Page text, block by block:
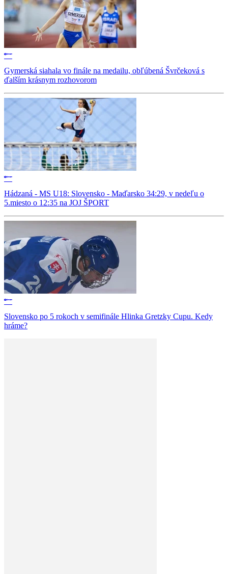
Gymerská siahala vo finále na medailu, obľúbená Švrčeková s
ďalším krásnym rozhovorom
Hádzaná - MS U18: Slovensko - Maďarsko 34:29, v nedeľu o
5.miesto o 12:35 na JOJ ŠPORT
Slovensko po 5 rokoch v semifinále Hlinka Gretzky Cupu. Kedy
hráme?